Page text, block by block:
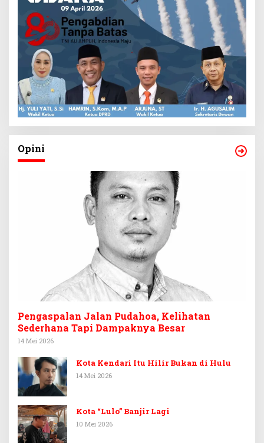
Opini
Pengaspalan Jalan Pudahoa, Kelihatan
Sederhana Tapi Dampaknya Besar
14 Mei 2026
Kota Kendari Itu Hilir Bukan di Hulu
14 Mei 2026
Kota “Lulo” Banjir Lagi
10 Mei 2026